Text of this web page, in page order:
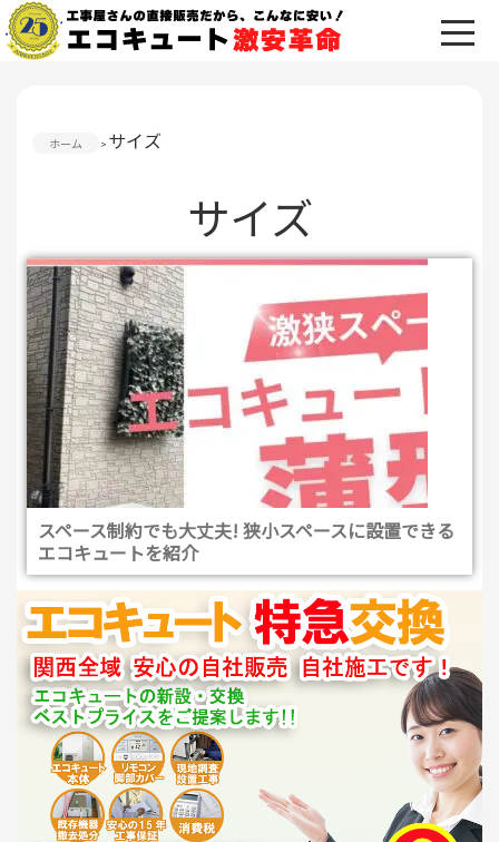
ホーム サイズ
サイズ
スペース制約でも大丈夫! 狭小スペースに設置できる
エコキュートを紹介